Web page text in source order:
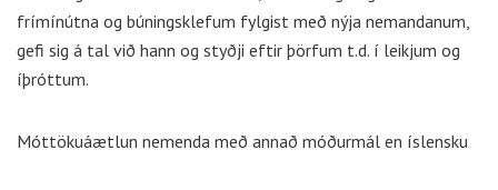
frímínútna og búningsklefum fylgist með nýja nemandanum,
gefi sig á tal við hann og styðji eftir þörfum t.d. í leikjum og
íþróttum.
Móttökuáætlun nemenda með annað móðurmál en íslensku